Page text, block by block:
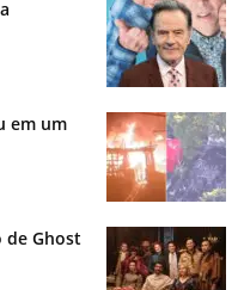
em um
de Ghost